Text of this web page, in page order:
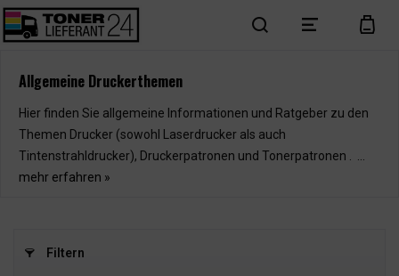
search menu cart
Allgemeine Druckerthemen
Hier finden Sie allgemeine Informationen und Ratgeber zu den
Themen Drucker (sowohl Laserdrucker als auch
Tintenstrahldrucker), Druckerpatronen und Tonerpatronen . ...
mehr erfahren »
Filtern